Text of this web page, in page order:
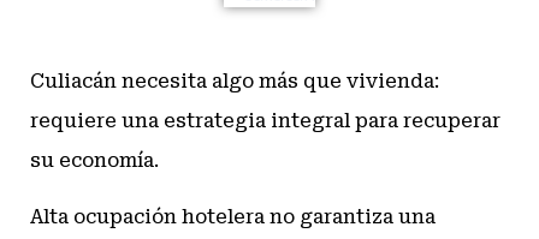
Culiacán necesita algo más que vivienda:
requiere una estrategia integral para recuperar
su economía.
Alta ocupación hotelera no garantiza una